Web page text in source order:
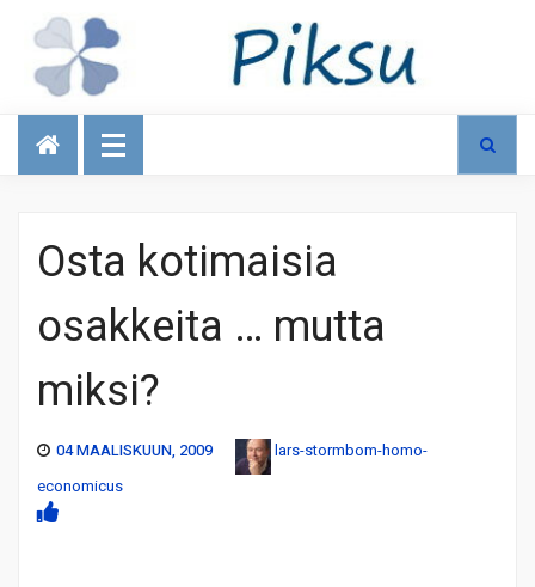
Talous
Osta kotimaisia
osakkeita … mutta
miksi?
04 MAALISKUUN, 2009
lars-stormbom-homo-
economicus